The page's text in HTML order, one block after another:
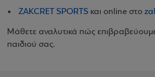
ZAKCRET SPORTS και online στο
Μάθετε αναλυτικά πώς
παιδιού σας.